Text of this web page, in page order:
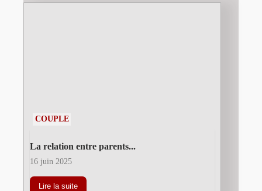
COUPLE
La relation entre parents...
16 juin 2025
Lire la suite